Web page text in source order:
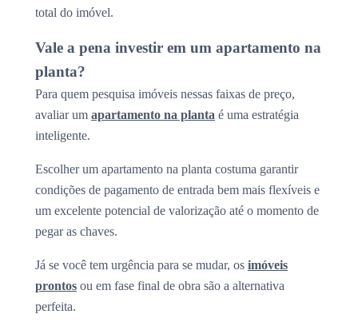
total do imóvel.
Vale a pena investir em um apartamento na
planta?
Para quem pesquisa imóveis nessas faixas de preço,
avaliar um apartamento na planta é uma estratégia
inteligente.
Escolher um apartamento na planta costuma garantir
condições de pagamento de entrada bem mais flexíveis e
um excelente potencial de valorização até o momento de
pegar as chaves.
Já se você tem urgência para se mudar, os imóveis
prontos ou em fase final de obra são a alternativa
perfeita.